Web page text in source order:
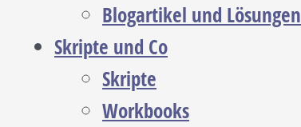
Blogartikel und Lösungen
Skripte und Co
Skripte
Workbooks